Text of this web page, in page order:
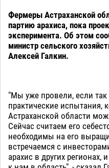
Фермеры Астраханской
партию арахиса, пока
эксперимента. Об этом
министр сельского
Алексей Галкин.
"Мы уже провели, если
практические испытания,
Астраханской области
Сейчас считаем его
необходимы на его
встречаемся с
арахис в других регионах,